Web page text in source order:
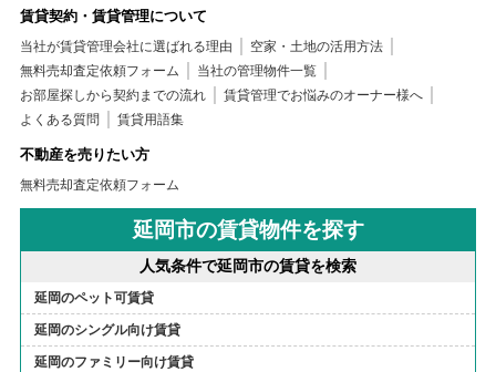
賃貸契約・賃貸管理について
当社が賃貸管理会社に選ばれる理由
空家・土地の活用方法
無料売却査定依頼フォーム
当社の管理物件一覧
お部屋探しから契約までの流れ
賃貸管理でお悩みのオーナー様へ
よくある質問
賃貸用語集
不動産を売りたい方
無料売却査定依頼フォーム
延岡市の賃貸物件を探す
人気条件で延岡市の賃貸を検索
延岡のペット可賃貸
延岡のシングル向け賃貸
延岡のファミリー向け賃貸